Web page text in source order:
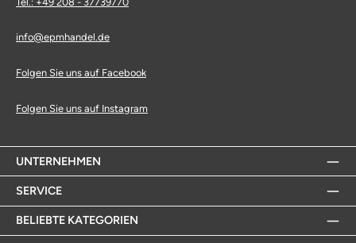
info@epmhandel.de
Folgen Sie uns auf Facebook
Folgen Sie uns auf Instagram
UNTERNEHMEN
SERVICE
BELIEBTE KATEGORIEN